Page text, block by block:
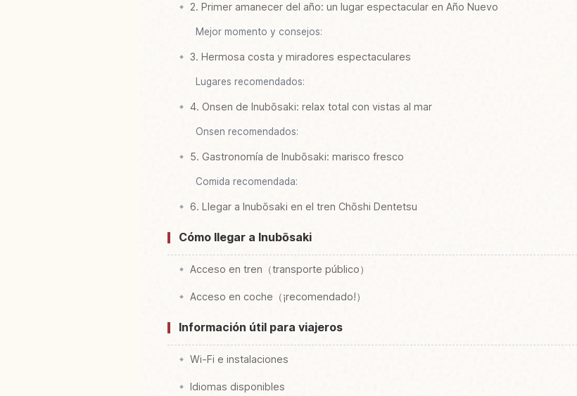
2. Primer amanecer del año: un lugar espectacular en Año Nuevo
Mejor momento y consejos:
3. Hermosa costa y miradores espectaculares
Lugares recomendados:
4. Onsen de Inubōsaki: relax total con vistas al mar
Onsen recomendados:
5. Gastronomía de Inubōsaki: marisco fresco
Comida recomendada:
6. Llegar a Inubōsaki en el tren Chōshi Dentetsu
Cómo llegar a Inubōsaki
Acceso en tren（transporte público）
Acceso en coche（¡recomendado!）
Información útil para viajeros
Wi-Fi e instalaciones
Idiomas disponibles